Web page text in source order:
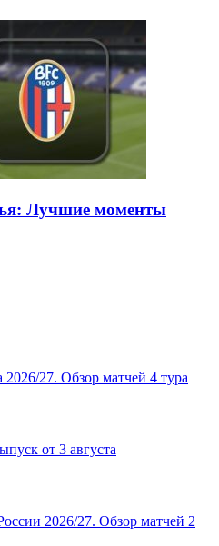
Лучшие моменты
27. Обзор матчей 4 тура
от 3 августа
2026/27. Обзор матчей 2